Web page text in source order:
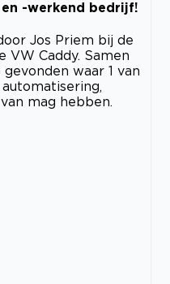
-werkend bedrijf!
Jos Priem bij de
VW Caddy. Samen
waar 1 van
mag hebben.